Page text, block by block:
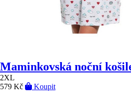
Maminkovská noční
2XL
579 Kč
Koupit